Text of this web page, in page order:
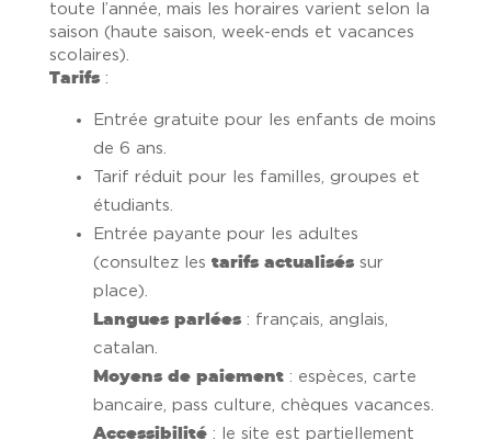
toute l’année, mais les horaires varient selon la
saison (haute saison, week-ends et vacances
scolaires).
Tarifs:
Entrée gratuite pour les enfants de moins
de 6 ans.
Tarif réduit pour les familles, groupes et
étudiants.
Entrée payante pour les adultes
(consultez les tarifs actualiséssur
place).
Langues parlées: français, anglais,
catalan.
Moyens de paiement: espèces, carte
bancaire, pass culture, chèques vacances.
Accessibilité: le site est partiellement